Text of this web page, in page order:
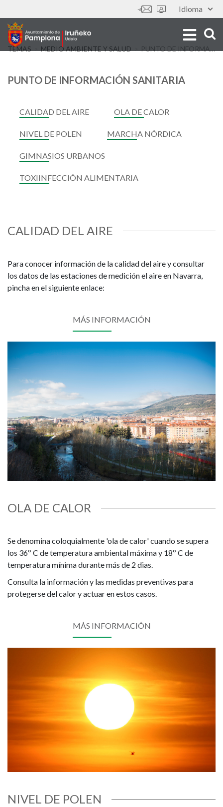
al
contenido
principal
Idioma
Tools
TEMAS MEDIO AMBIENTE Y SALUD
PUNTO DE INFORMACIÓN SANITARIA
CALIDAD DEL AIRE OLA DE CALOR
NIVEL DE POLEN MARCHA NÓRDICA
GIMNASIOS URBANOS
TOXIINFECCIÓN ALIMENTARIA
CALIDAD DEL AIRE
Para conocer información de la calidad del aire y consultar
los datos de las estaciones de medición el aire en Navarra,
pincha en el siguiente enlace:
MÁS INFORMACIÓN
OLA DE CALOR
Se denomina coloquialmente 'ola de calor' cuando se supera
los 36º C de temperatura ambiental máxima y 18º C de
temperatura mínima durante más de 2 dias.
Consulta la información y las medidas preventivas para
protegerse del calor y actuar en estos casos.
MÁS INFORMACIÓN
NIVEL DE POLEN